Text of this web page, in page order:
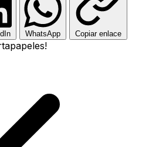
WhatsApp Copiar enlace